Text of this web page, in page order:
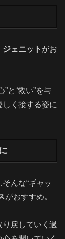
ジェニット がお
と“救い”を与
しく接する姿に
んな“ギャッ
がおすすめ。
戻していく過